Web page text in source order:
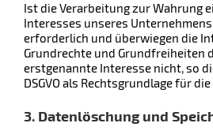
Ist die Verarbeitung zur Wahrung
Interesses unseres
erforderlich und überwiegen die
Grundrechte und Grundfreiheiten
erstgenannte Interesse nicht, so
DSGVO als Rechtsgrundlage für
3. Datenlöschung und